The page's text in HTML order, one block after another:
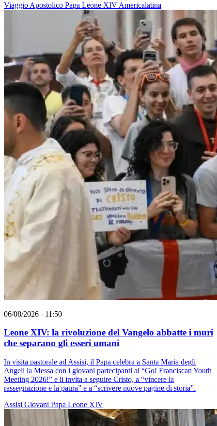
Viaggio Apostolico Papa Leone XIV Americalatina
06/08/2026 - 11:50
Leone XIV: la rivoluzione del Vangelo abbatte i muri
che separano gli esseri umani
In visita pastorale ad Assisi, il Papa celebra a Santa Maria degli
Angeli la Messa con i giovani partecipanti al “Go! Franciscan Youth
Meeting 2026!” e li invita a seguire Cristo, a “vincere la
rassegnazione e la paura” e a “scrivere nuove pagine di storia”.
Assisi Giovani Papa Leone XIV